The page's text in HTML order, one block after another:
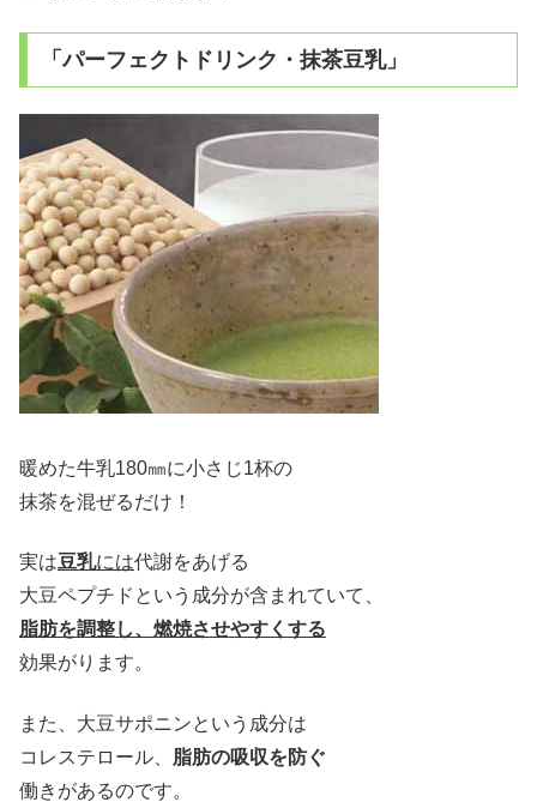
「パーフェクトドリンク・抹茶豆乳」
暖めた牛乳180㎜に小さじ1杯の
抹茶を混ぜるだけ！
実は豆乳には代謝をあげる
大豆ペプチドという成分が含まれていて、
脂肪を調整し、燃焼させやすくする
効果がります。
また、大豆サポニンという成分は
コレステロール、 脂肪の吸収を防ぐ
働きがあるのです。